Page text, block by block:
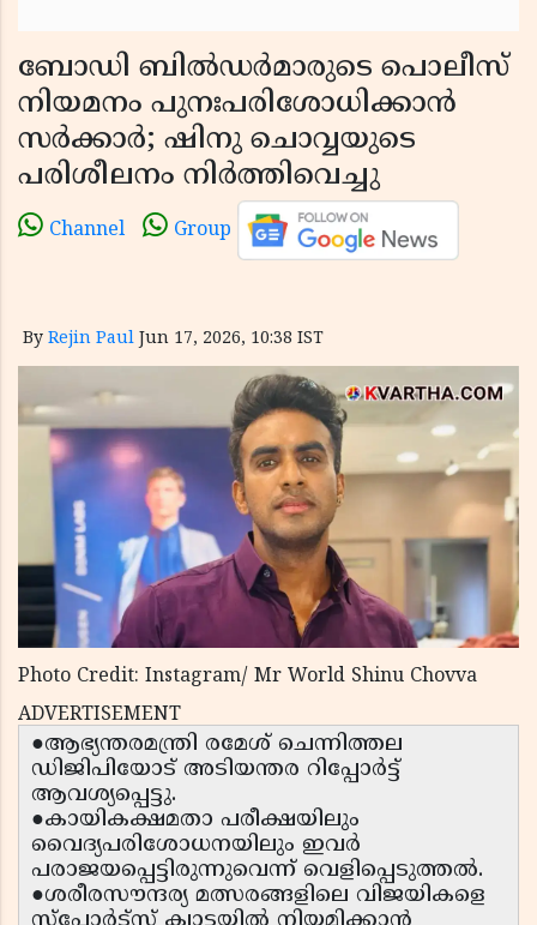
ബോഡി ബിൽഡർമാരുടെ പൊലീസ്
നിയമനം പുനഃപരിശോധിക്കാൻ
സർക്കാർ; ഷിനു ചൊവ്വയുടെ
പരിശീലനം നിർത്തിവെച്ചു
Channel Group
By Rejin Paul Jun 17, 2026, 10:38 IST
Photo Credit: Instagram/ Mr World Shinu Chovva
ADVERTISEMENT
●ആഭ്യന്തരമന്ത്രി രമേശ് ചെന്നിത്തല
ഡിജിപിയോട് അടിയന്തര റിപ്പോർട്ട്
ആവശ്യപ്പെട്ടു.
●കായികക്ഷമതാ പരീക്ഷയിലും
വൈദ്യപരിശോധനയിലും ഇവർ
പരാജയപ്പെട്ടിരുന്നുവെന്ന് വെളിപ്പെടുത്തൽ.
●ശരീരസൗന്ദര്യ മത്സരങ്ങളിലെ വിജയികളെ